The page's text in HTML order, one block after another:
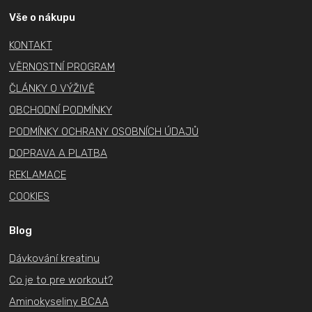
Vše o nákupu
KONTAKT
VĚRNOSTNÍ PROGRAM
ČLÁNKY O VÝŽIVĚ
OBCHODNÍ PODMÍNKY
PODMÍNKY OCHRANY OSOBNÍCH ÚDAJŮ
DOPRAVA A PLATBA
REKLAMACE
COOKIES
Blog
Dávkování kreatinu
Co je to pre workout?
Aminokyseliny BCAA